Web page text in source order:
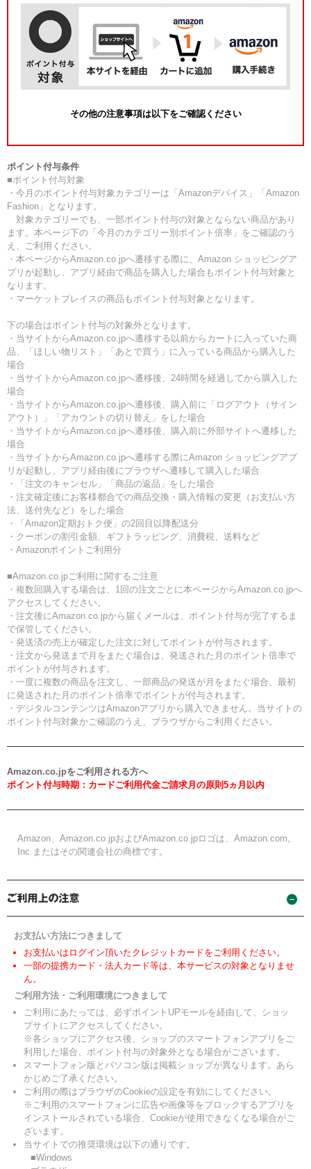
その他の注意事項は以下をご確認ください
ポイント付与条件
■ポイント付与対象
・今月のポイント付与対象カテゴリーは「Amazonデバイス」「Amazon
Fashion」となります。
対象カテゴリーでも、一部ポイント付与の対象とならない商品があり
ます。本ページ下の「今月のカテゴリー別ポイント倍率」をご確認のう
え、ご利用ください。
・本ページからAmazon.co.jpへ遷移する際に、Amazon ショッピングア
プリが起動し、アプリ経由で商品を購入した場合もポイント付与対象と
なります。
・マーケットプレイスの商品もポイント付与対象となります。
下の場合はポイント付与の対象外となります。
・当サイトからAmazon.co.jpへ遷移する以前からカートに入っていた商
品、「ほしい物リスト」「あとで買う」に入っている商品から購入した
場合
・当サイトからAmazon.co.jpへ遷移後、24時間を経過してから購入した
場合
・当サイトからAmazon.co.jpへ遷移後、購入前に「ログアウト（サイン
アウト）」「アカウントの切り替え」をした場合
・当サイトからAmazon.co.jpへ遷移後、購入前に外部サイトへ遷移した
場合
・当サイトからAmazon.co.jpへ遷移する際にAmazon ショッピングアプ
リが起動し、アプリ経由後にブラウザへ遷移して購入した場合
・「注文のキャンセル」「商品の返品」をした場合
・注文確定後にお客様都合での商品交換・購入情報の変更（お支払い方
法、送付先など）をした場合
・「Amazon定期おトク便」の2回目以降配送分
・クーポンの割引金額、ギフトラッピング、消費税、送料など
・Amazonポイントご利用分
■Amazon.co.jpご利用に関するご注意
・複数回購入する場合は、1回の注文ごとに本ページからAmazon.co.jpへ
アクセスしてください。
・注文後にAmazon.co.jpから届くメールは、ポイント付与が完了するま
で保管してください。
・発送済の売上が確定した注文に対してポイントが付与されます。
・注文から発送まで月をまたぐ場合は、発送された月のポイント倍率で
ポイントが付与されます。
・一度に複数の商品を注文し、一部商品の発送が月をまたぐ場合、最初
に発送された月のポイント倍率でポイントが付与されます。
・デジタルコンテンツはAmazonアプリから購入できません。当サイトの
ポイント付与対象かご確認のうえ、ブラウザからご利用ください。
Amazon.co.jpをご利用される方へ
ポイント付与時期：カードご利用代金ご請求月の原則5ヵ月以内
Amazon、Amazon.co.jpおよびAmazon.co.jpロゴは、Amazon.com,
Inc.またはその関連会社の商標です。
お支払い方法につきまして
お支払いはログイン頂いたクレジットカードをご利用ください。
一部の提携カード・法人カード等は、本サービスの対象となりませ
ん。
ご利用方法・ご利用環境につきまして
ご利用にあたっては、必ずポイントUPモールを経由して、ショッ
プサイトにアクセスしてください。
※各ショップにアクセス後、ショップのスマートフォンアプリをご
利用した場合、ポイント付与の対象外となる場合がございます。
スマートフォン版とパソコン版は掲載ショップが異なります。あら
かじめご了承ください。
ご利用の際はブラウザのCookieの設定を有効にしてください。
※ご利用のスマートフォンに広告や画像等をブロックするアプリを
インストールされている場合、Cookieが使用できなくなる場合がご
ざいます。
当サイトでの推奨環境は以下の通りです。
■Windows